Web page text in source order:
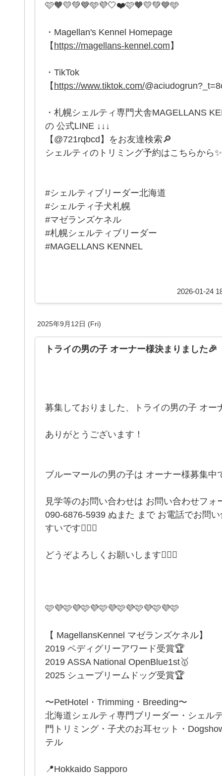
🩷🧡💛💚💙🩵💜🤍❤️🩷🧡💛💚💙🩵
・Magellan's Kennel Homepage
【https://magellans-kennel.com】
・TikTok
【https://www.tiktok.com/
・札幌シェルティ専門犬舎MAGELLANS
の 公式LINE ↓↓↓
【@721rqbcd】をお友達検索🔎
シェルティのトリミング予約はこちらから✨
#シェルティブリーダー北海道
#シェルティ子犬札幌
#マゼランズケネル
#札幌シェルティブリーダー
#MAGELLANS KENNEL
2026-01-24
2025年9月12日 (Fri)
トライの男の子 オーナー様決まりました🎉
募集しておりました、トライの男の子 オ
ありがとうございます！
ブルーマールの男の子は オーナー様募集中
見学等のお問い合わせは お問い合わせフォ
090-6876-5939 ぬまた まで お電話でお問
すいです🙋🏻‍♀️
どうぞよろしくお願いします🙇🏻‍♀️
🩷💜🩷💜🩷💜🩷💜🩷💜🩷💜🩷💜🩷
【 MagellansKennel マゼランズケネル】
2019 ペディグリーアワード受賞🏆
2019 ASSA National OpenBlue1st🥇
2025 シュープリームドッグ受賞🏆
〜PetHotel・Trimming・Breeding〜
北海道シェルティ専門ブリーダー・シェル
門トリミング・子犬のお耳セット・
テル
📍Hokkaido Sapporo